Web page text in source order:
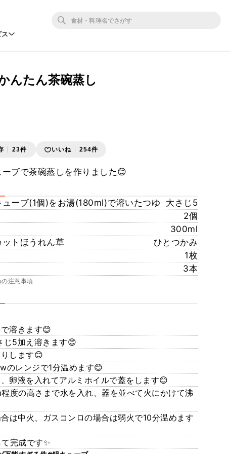
んたん茶碗蒸し
23件 いいね 254件
ブで茶碗蒸しを作りました😊
ューブ(1個)をお湯(180ml)で溶いたつゆ
大さじ5
2個
300ml
ットほうれん草
ひとつかみ
1枚
3本
注意事項
溶きます😊
5加え溶きます😊
します😊
レンジで1分温めます😊
卵液を入れてアルミホイルで蓋をします😊
度の高さまで水を入れ、器を並べて火にかけて沸
は中火、ガスコンロの場合は弱火で10分温めます
完成です✨